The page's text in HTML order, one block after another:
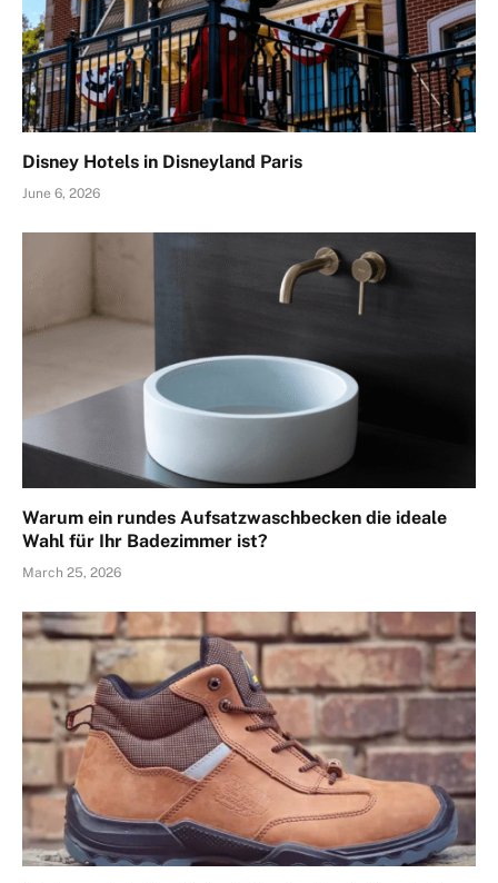
Disney Hotels in Disneyland Paris
June 6, 2026
Warum ein rundes Aufsatzwaschbecken die ideale
Wahl für Ihr Badezimmer ist?
March 25, 2026